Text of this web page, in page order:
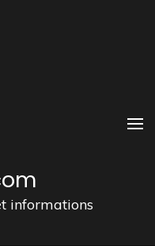
informations